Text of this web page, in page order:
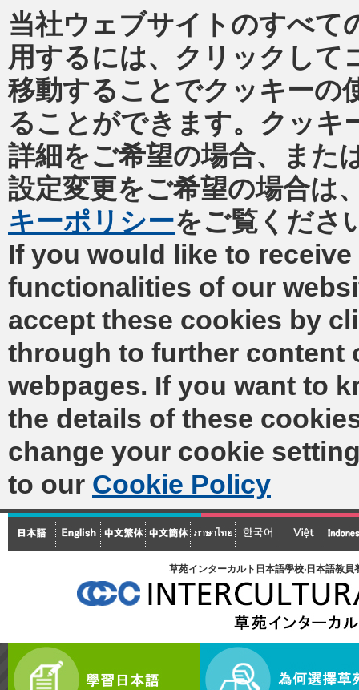
当社ウェブサイトのすべて
用するには、クリックして
移動することでクッキーの
ることができます。クッキ
詳細をご希望の場合、また
設定変更をご希望の場合は
キーポリシーをご覧くださ
If you would like to receive
functionalities of our
accept these cookies by
through to further content
webpages. If you want to
the details of these
change your cookie
to our Cookie Policy
草苑インターカルト日本語學校‧日本語教